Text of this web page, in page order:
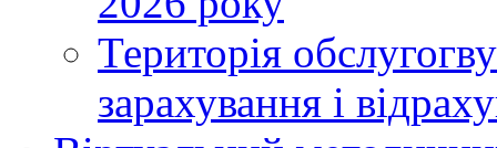
Територія
зарахування і